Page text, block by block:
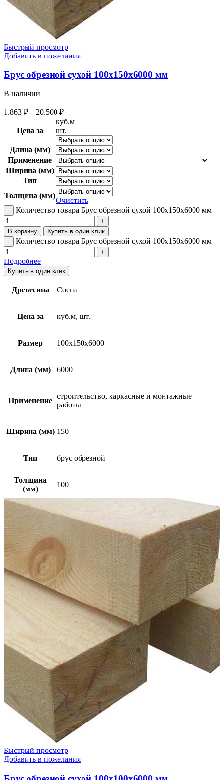
Быстрый просмотр
Добавить в пожелания
Брус обрезной сухой 100х150х6000 мм
В наличии
1.863 ₽ – 20.500 ₽
Цена за
куб.м
шт.
Длина (мм)
Применение
Ширина (мм)
Тип
Толщина (мм)
Очистить
Количество товара Брус обрезной сухой 100х150х6000 мм
В корзину Купить в один клик
Количество товара Брус обрезной сухой 100х150х6000 мм
Подробнее
Купить в один клик
Древесина Сосна
Цена за куб.м, шт.
Размер 100х150х6000
Длина (мм) 6000
Применение
строительство, каркасные и монтажные
работы
Ширина (мм) 150
Тип брус обрезной
Толщина
(мм)
100
Быстрый просмотр
Добавить в пожелания